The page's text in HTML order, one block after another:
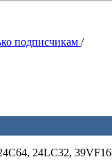
подписчикам /
24LC32,